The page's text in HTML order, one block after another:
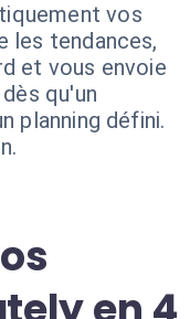
vos
les tendances,
et vous envoie
qu'un
planning défini.